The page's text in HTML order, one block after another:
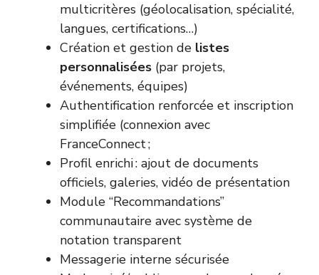
multicritères (géolocalisation, spécialité,
langues, certifications…)
Création et gestion de listes
personnalisées (par projets,
événements, équipes)
Authentification renforcée et inscription
simplifiée (connexion avec
FranceConnect ;
Profil enrichi : ajout de documents
officiels, galeries, vidéo de présentation
Module “Recommandations”
communautaire avec système de
notation transparent
Messagerie interne sécurisée